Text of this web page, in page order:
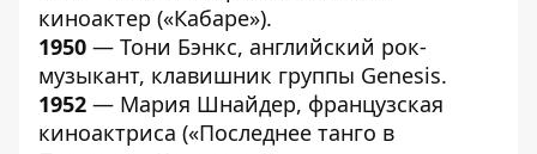
киноактер («Кабаре»).
1950 — Тони Бэнкс, английский рок-
музыкант, клавишник группы Genesis.
1952 — Мария Шнайдер, французская
киноактриса («Последнее танго в